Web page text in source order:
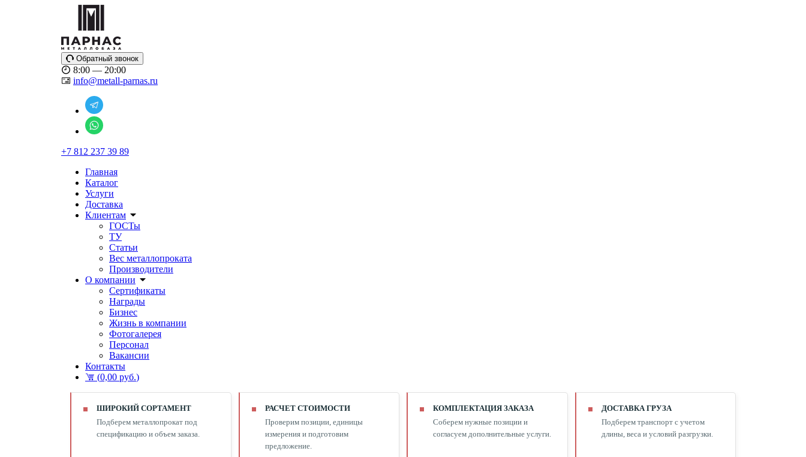
Обратный звонок
8:00 — 20:00
info@metall-parnas.ru
+7 812 237 39 89
Главная
Каталог
Услуги
Доставка
Клиентам
ГОСТы
ТУ
Статьи
Вес металлопроката
Производители
О компании
Сертификаты
Награды
Бизнес
Жизнь в компании
Фотогалерея
Персонал
Вакансии
Контакты
(0,00 руб.)
ШИРОКИЙ СОРТАМЕНТ
Подберем металлопрокат под
спецификацию и объем заказа.
РАСЧЕТ СТОИМОСТИ
Проверим позиции, единицы
измерения и подготовим
предложение.
КОМПЛЕКТАЦИЯ ЗАКАЗА
Соберем нужные позиции и
согласуем дополнительные услуги.
ДОСТАВКА ГРУЗА
Подберем транспорт с учетом
длины, веса и условий разгрузки.